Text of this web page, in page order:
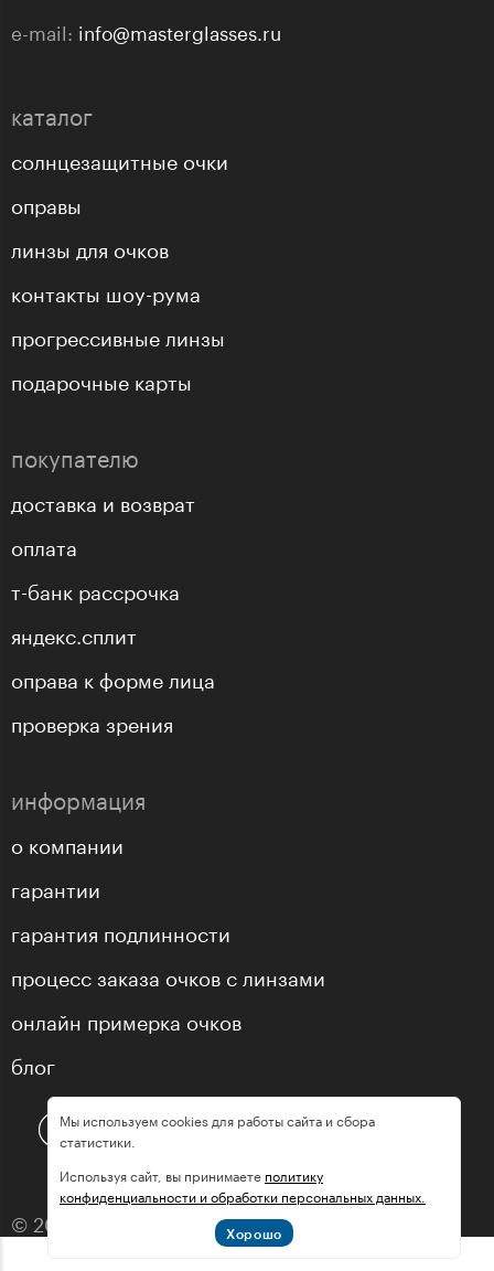
e-mail: info@masterglasses.ru
каталог
солнцезащитные очки
оправы
линзы для очков
контакты шоу-рума
прогрессивные линзы
подарочные карты
покупателю
доставка и возврат
оплата
т-банк рассрочка
яндекс.сплит
оправа к форме лица
проверка зрения
информация
о компании
гарантии
гарантия подлинности
процесс заказа очков с линзами
онлайн примерка очков
блог
© 2013—2026 оптика «МастерГлассес»
Мы используем cookies для работы сайта и сбора
статистики.
Используя сайт, вы принимаете политику
конфиденциальности и обработки персональных данных.
Хорошо